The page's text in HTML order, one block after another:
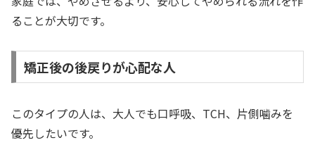
ることが大切です。
矯正後の後戻りが心配な人
このタイプの人は、大人でも口呼吸、TCH、片側噛みを
優先したいです。